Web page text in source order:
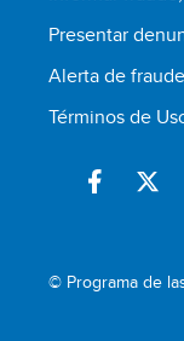
Presentar
Alerta de fraude
Términos de
© Programa de